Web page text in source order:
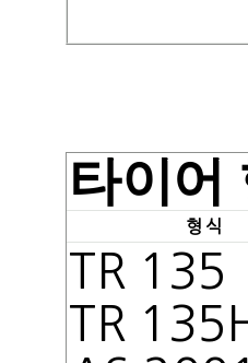
타이어
형 식
TR 135
TR